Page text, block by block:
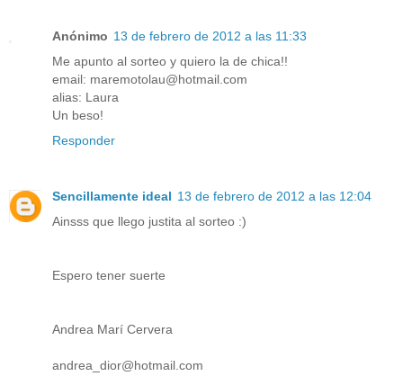
Anónimo 13 de febrero de 2012 a las 11:33
Me apunto al sorteo y quiero la de chica!!
email: maremotolau@hotmail.com
alias: Laura
Un beso!
Responder
Sencillamente ideal 13 de febrero de 2012 a las 12:04
Ainsss que llego justita al sorteo :)
Espero tener suerte
Andrea Marí Cervera
andrea_dior@hotmail.com